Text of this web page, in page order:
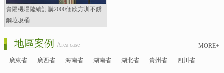
貴陽機場陸續訂購2000個欣方圳不銹
鋼垃圾桶
MORE+
地區案例 Area case
廣東省 廣西省 海南省 湖南省 湖北省 貴州省 四川省